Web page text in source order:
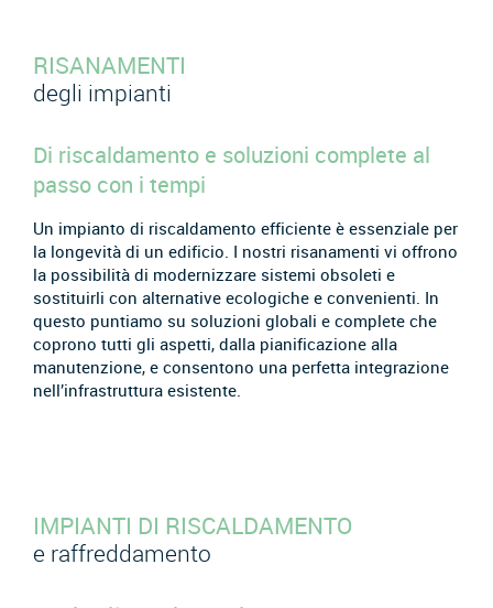
RISANAMENTI
degli impianti
Di riscaldamento e soluzioni complete al
passo con i tempi
Un impianto di riscaldamento efficiente è essenziale per
la longevità di un edificio. I nostri risanamenti vi offrono
la possibilità di modernizzare sistemi obsoleti e
sostituirli con alternative ecologiche e convenienti. In
questo puntiamo su soluzioni globali e complete che
coprono tutti gli aspetti, dalla pianificazione alla
manutenzione, e consentono una perfetta integrazione
nell’infrastruttura esistente.
IMPIANTI DI RISCALDAMENTO
e raffreddamento